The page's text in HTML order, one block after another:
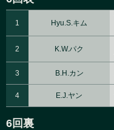
1 Hyu.S.キム
2 K.W.パク
3 B.H.カン
4 E.J.ヤン
6回裏